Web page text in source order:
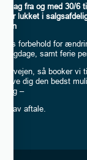
fra og med 30/6
der lukket i
forbehold for
helligdage, samt ferie
forvejen, så booker vi
give dig den bedst
–
lav aftale.